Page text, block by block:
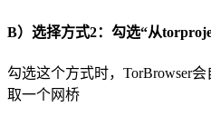
B）选择方式2：勾选“从
勾选这个方式时，TorBrowser
取一个网桥